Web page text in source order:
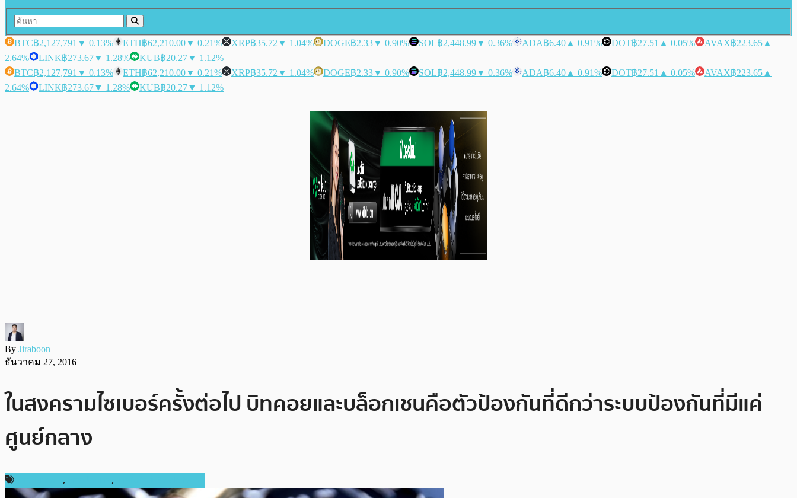
BTC฿2,127,791 ▼ 0.13% ETH฿62,210.00▼ 0.21% XRP฿35.72 ▼ 1.04% DOGE฿2.33▼ 0.90% SOL฿2,448.99▼ 0.36% ADA฿6.40 ▲ 0.91% DOT฿27.51 ▲ 0.05% AVAX฿223.65 ▲
2.64%
LINK฿273.67▼ 1.28% KUB฿20.27▼ 1.12%
BTC฿2,127,791 ▼ 0.13% ETH฿62,210.00▼ 0.21% XRP฿35.72 ▼ 1.04% DOGE฿2.33▼ 0.90% SOL฿2,448.99▼ 0.36% ADA฿6.40 ▲ 0.91% DOT฿27.51 ▲ 0.05% AVAX฿223.65 ▲
2.64%
LINK฿273.67▼ 1.28% KUB฿20.27▼ 1.12%
By Jiraboon
ธันวาคม 27, 2016
ในสงครามไซเบอร์ครั้งต่อไป บิทคอยและบล็อกเชนคือตัวป้องกันที่ดีกว่าระบบป้องกันที่มีแค่
ศูนย์กลาง
, ,